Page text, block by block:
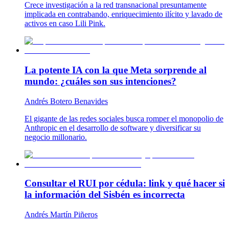
Crece investigación a la red transnacional presuntamente
implicada en contrabando, enriquecimiento ilícito y lavado de
activos en caso Lili Pink.
La potente IA con la que Meta sorprende al
mundo: ¿cuáles son sus intenciones?
Andrés Botero Benavides
El gigante de las redes sociales busca romper el monopolio de
Anthropic en el desarrollo de software y diversificar su
negocio millonario.
Consultar el RUI por cédula: link y qué hacer si
la información del Sisbén es incorrecta
Andrés Martín Piñeros